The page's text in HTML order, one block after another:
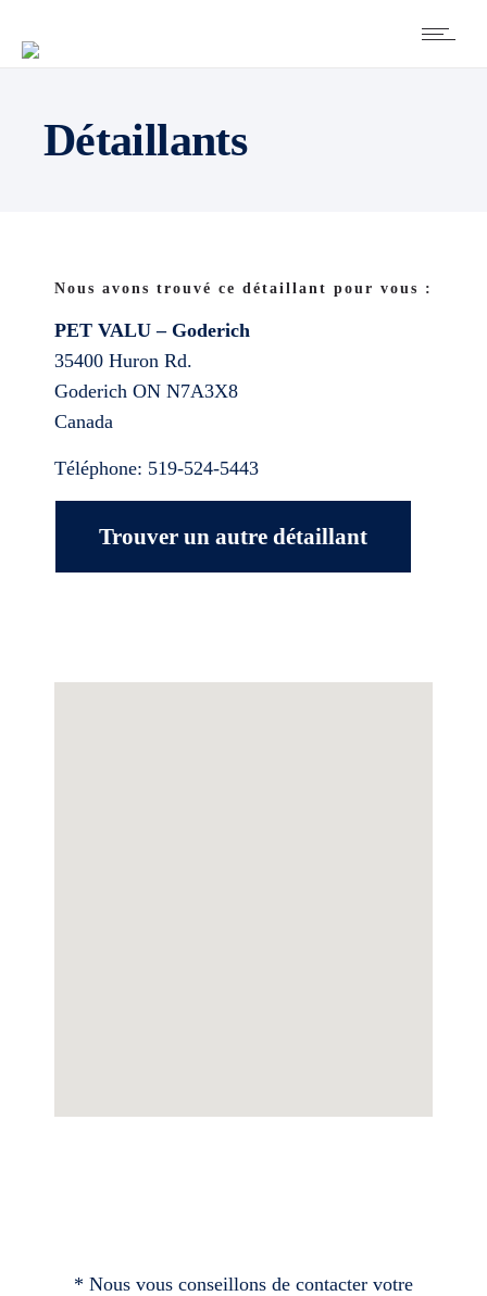
Détaillants
Nous avons trouvé ce détaillant pour vous :
PET VALU – Goderich
35400 Huron Rd.
Goderich ON N7A3X8
Canada
Téléphone: 519-524-5443
Trouver un autre détaillant
* Nous vous conseillons de contacter votre